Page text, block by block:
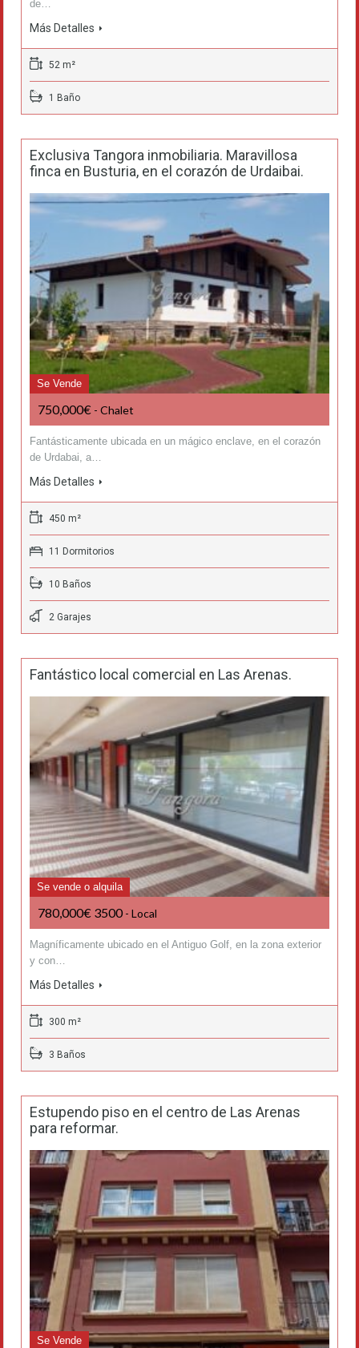
de…
Más Detalles
52 m²
1 Baño
Exclusiva Tangora inmobiliaria. Maravillosa
finca en Busturia, en el corazón de Urdaibai.
Se Vende
750,000€ - Chalet
Fantásticamente ubicada en un mágico enclave, en el corazón
de Urdabai, a…
Más Detalles
450 m²
11 Dormitorios
10 Baños
2 Garajes
Fantástico local comercial en Las Arenas.
Se vende o alquila
780,000€ 3500- Local
Magníficamente ubicado en el Antiguo Golf, en la zona exterior
y con…
Más Detalles
300 m²
3 Baños
Estupendo piso en el centro de Las Arenas
para reformar.
Se Vende